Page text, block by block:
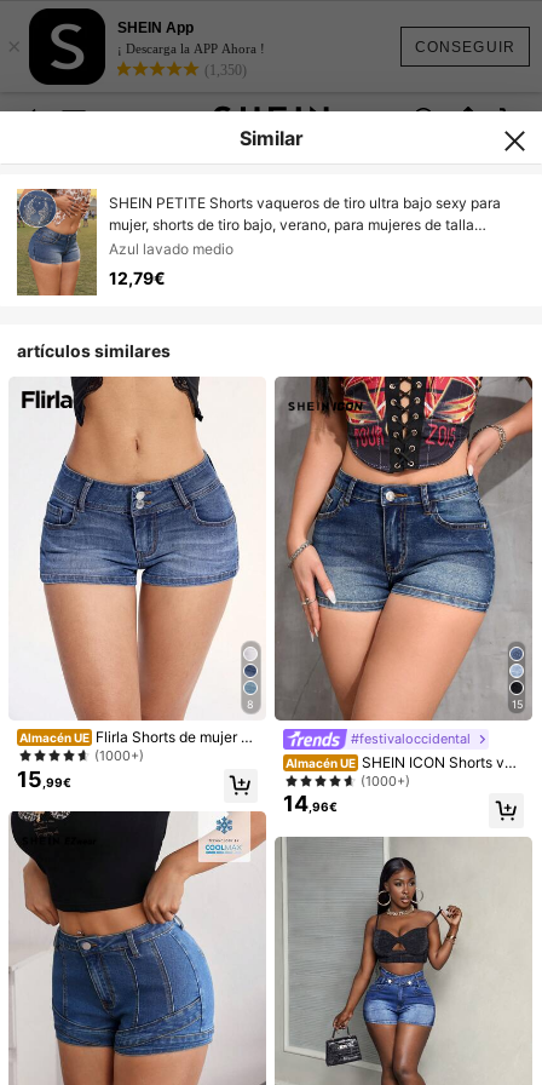
CONSEGUIR
×
SHEIN App
¡ Descarga la APP Ahora !
(1,350)
1/6
12,79€ Precio con IVA e impuestos incluidos
SHEIN PETITE Shorts vaqueros de tiro
ultra bajo sexy para mujer, shorts de tiro
bajo, verano, para mujeres de talla peque
4,89
Talla ES
(Petite XXS) 34 (Petite XS) 36 (Petite S)
Similar
SHEIN PETITE Shorts vaqueros de tiro ultra bajo sexy para
mujer, shorts de tiro bajo, verano, para mujeres de talla
pequeña
Azul lavado medio
12,79€
artículos similares
8
Almacén UE Flirla Shorts de mujer de
moda de jean elástico con bolsillos
(1000+)
15 ,99€
15
#festivaloccidental
Almacén UE SHEIN ICON Shorts vaq
ueros ceñidos de estilo vintage lav
ados informal
(1000+)
14 ,96€